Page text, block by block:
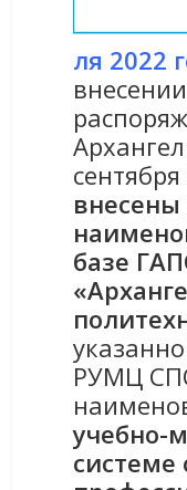
ля 2022
базе
РУМЦ
учебно-
системе